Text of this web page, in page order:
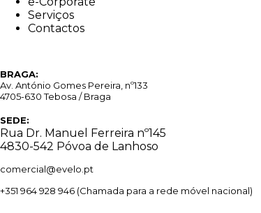
Serviços
Contactos
BRAGA:
Av. António Gomes Pereira, nº133
4705-630 Tebosa / Braga
SEDE:
Rua Dr. Manuel Ferreira nº145
4830-542 Póvoa de Lanhoso
comercial@evelo.pt
+351 964 928 946 (Chamada para a rede móvel nacional)